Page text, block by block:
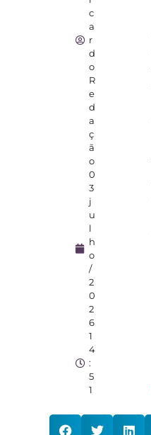
c
a
r
d
o
R
e
d
a
ç
ã
o
0
3
j
u
l
h
o
/
2
0
2
6
1
4
:
5
1